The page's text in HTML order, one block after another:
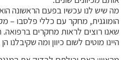
מה שיש לנו עכשיו בפעם הראשונה
הומוגנית, מחקר עם כללי פלסבו –
שאנו רוצים לראות מחקרים ברפואה.
היינו מוטים לשום כיוון ומה שקיבלנו